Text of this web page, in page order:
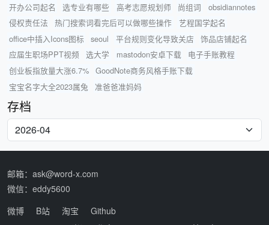
开办公司起名 选专业有哪些 高考志愿规划师 尚组词
obsidiannotes
侵权责任法
热门搜索词看完后可以做哪些操作
艺程国学起名
office中插入Icons图标
seoul 平台规则变化导致关店
饰品店铺起名
应届生职场PPT视频
选大学 mastodon安卓下载
电子手账教程
创业板指放量大涨6.7%
GoodNote商务风格手账下载
宝宝名字大全2023属兔
准爸爸准妈妈
存档
邮箱：ask@word-x.com
微信：eddy5600
微博
B站 淘宝
Github